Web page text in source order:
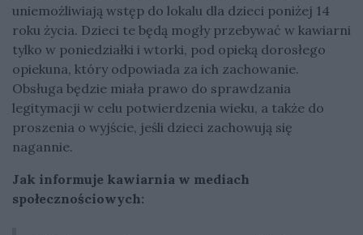
uniemożliwiają wstęp do lokalu dla dzieci poniżej 14
roku życia. Dzieci te będą mogły przebywać w kawiarni
tylko w poniedziałki i wtorki, pod opieką dorosłego
opiekuna, który odpowiada za ich zachowanie.
Obsługa będzie miała prawo do sprawdzania
legitymacji w celu potwierdzenia wieku, a także do
proszenia o wyjście, jeśli dzieci zachowują się
nagannie.
Jak informuje kawiarnia w mediach
społecznościowych: